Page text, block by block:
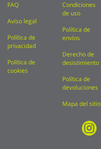
FAQ
Aviso legal
Política de
privacidad
Política de
cookies
Condiciones
de uso
Política de
envíos
Derecho de
desistimiento
Política de
devoluciones
Mapa del sitio